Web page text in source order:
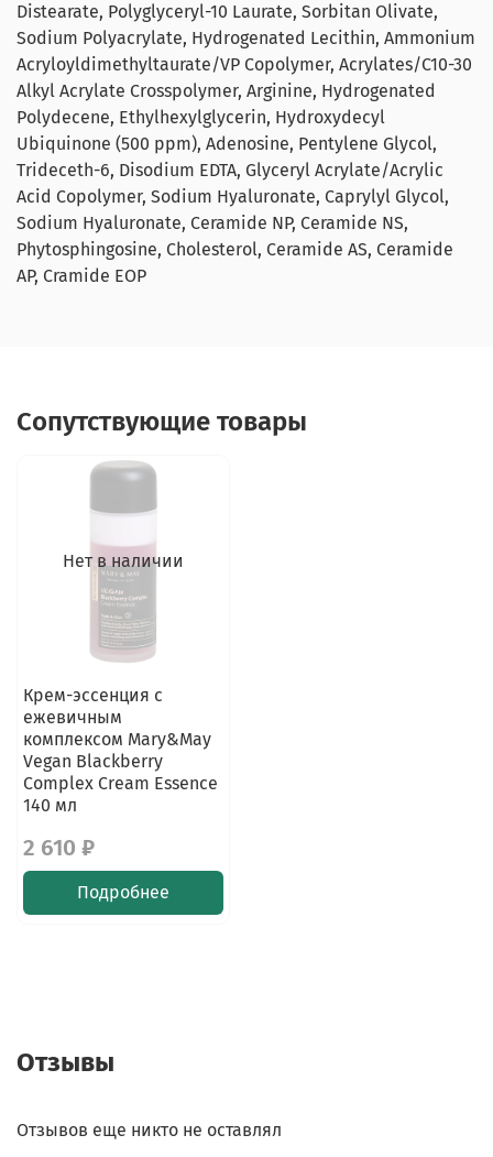
Distearate, Polyglyceryl-10 Laurate, Sorbitan Olivate,
Sodium Polyacrylate, Hydrogenated Lecithin, Ammonium
Acryloyldimethyltaurate/VP Copolymer, Acrylates/C10-30
Alkyl Acrylate Crosspolymer, Arginine, Hydrogenated
Polydecene, Ethylhexylglycerin, Hydroxydecyl
Ubiquinone (500 ppm), Adenosine, Pentylene Glycol,
Trideceth-6, Disodium EDTA, Glyceryl Acrylate/Acrylic
Acid Copolymer, Sodium Hyaluronate, Caprylyl Glycol,
Sodium Hyaluronate, Ceramide NP, Ceramide NS,
Phytosphingosine, Cholesterol, Ceramide AS, Ceramide
AP, Cramide EOP
Сопутствующие товары
Нет в наличии
Крем-эссенция с
ежевичным
комплексом Mary&May
Vegan Blackberry
Complex Cream Essence
140 мл
2 610 ₽
Подробнее
Отзывы
Отзывов еще никто не оставлял